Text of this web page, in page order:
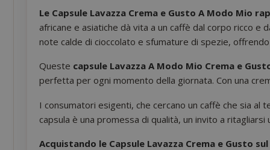
Le Capsule Lavazza Crema e Gusto A Modo Mio
africane e asiatiche dà vita a un caffè dal corpo ricco e
note calde di cioccolato e sfumature di spezie,
Queste capsule Lavazza A Modo Mio Crema e
perfetta per ogni momento della giornata. Con una
I consumatori esigenti, che cercano un caffè che sia
capsula è una promessa di qualità, un invito a
Acquistando le Capsule Lavazza Crema e Gusto